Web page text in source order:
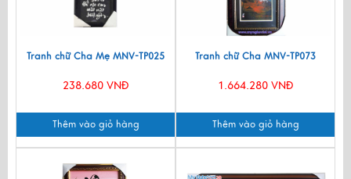
Tranh chữ Cha Mẹ MNV-TP025
238.680 VNĐ
Thêm vào giỏ hàng
Tranh chữ Cha MNV-TP073
1.664.280 VNĐ
Thêm vào giỏ hàng